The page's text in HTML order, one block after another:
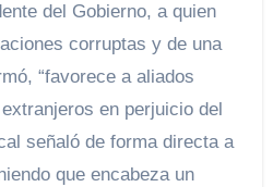
del Gobierno, a quien
corruptas y de una
“favorece a aliados
en perjuicio del
señaló de forma directa a
que encabeza un